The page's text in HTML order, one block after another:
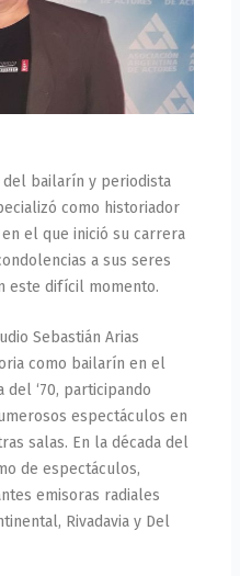
bailarín y periodista
como historiador
el que inició su carrera
a sus seres
este difícil momento.
Sebastián Arias
como bailarín en el
‘70, participando
espectáculos en
salas. En la década del
de espectáculos,
emisoras radiales
Rivadavia y Del